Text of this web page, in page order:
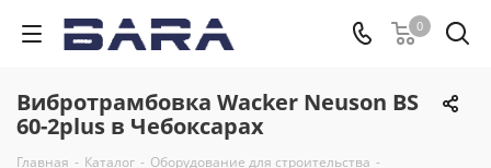
0
Вибротрамбовка Wacker Neuson BS
60-2plus в Чебоксарах
Главная - Каталог - Оборудование для строительства -